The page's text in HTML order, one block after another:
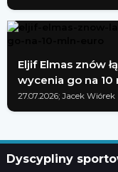
Eljif Elmas znów
wycenia go na 10
27.07.2026; Jacek Wiórek
Dyscypliny